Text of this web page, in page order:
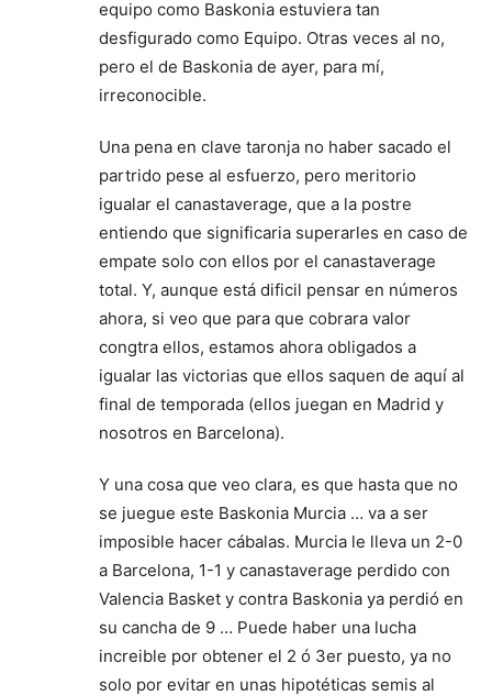
equipo como Baskonia estuviera tan
desfigurado como Equipo. Otras veces al no,
pero el de Baskonia de ayer, para mí,
irreconocible.
Una pena en clave taronja no haber sacado el
partrido pese al esfuerzo, pero meritorio
igualar el canastaverage, que a la postre
entiendo que significaria superarles en caso de
empate solo con ellos por el canastaverage
total. Y, aunque está dificil pensar en números
ahora, si veo que para que cobrara valor
congtra ellos, estamos ahora obligados a
igualar las victorias que ellos saquen de aquí al
final de temporada (ellos juegan en Madrid y
nosotros en Barcelona).
Y una cosa que veo clara, es que hasta que no
se juegue este Baskonia Murcia … va a ser
imposible hacer cábalas. Murcia le lleva un 2-0
a Barcelona, 1-1 y canastaverage perdido con
Valencia Basket y contra Baskonia ya perdió en
su cancha de 9 … Puede haber una lucha
increible por obtener el 2 ó 3er puesto, ya no
solo por evitar en unas hipotéticas semis al